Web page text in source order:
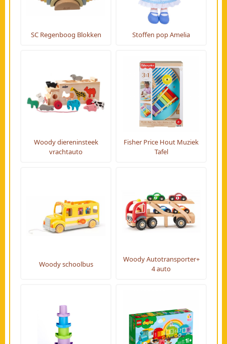
SC Regenboog Blokken Stoffen pop Amelia
Woody diereninsteek
vrachtauto
Fisher Price Hout Muziek
Tafel
Woody schoolbus
Woody Autotransporter+
4 auto